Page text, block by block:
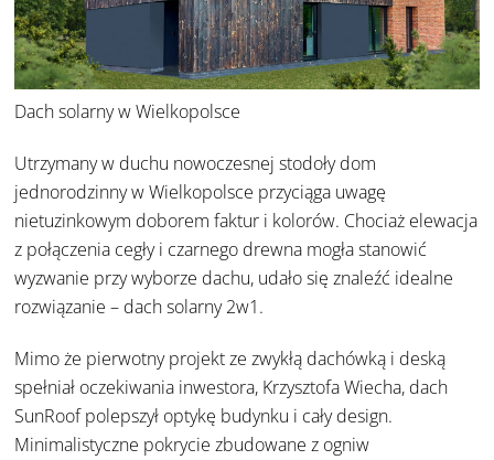
Dach solarny w Wielkopolsce
Utrzymany w duchu nowoczesnej stodołydom
jednorodzinny w Wielkopolsce przyciąga uwagę
nietuzinkowym doborem faktur i kolorów. Chociaż elewacja
z połączenia cegły i czarnego drewna mogła stanowić
wyzwanie przy wyborze dachu, udało się znaleźć idealne
rozwiązanie – dach solarny 2w1.
Mimo że pierwotny projekt ze zwykłą dachówką i deską
spełniał oczekiwania inwestora, Krzysztofa Wiecha, dach
SunRoof polepszył optykę budynku i cały design.
Minimalistyczne pokrycie zbudowane z ogniw